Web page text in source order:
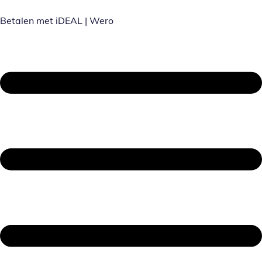
Betalen met iDEAL | Wero